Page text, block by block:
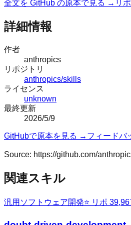
全文を GitHub の原本で見る → リ
詳細情報
作者
anthropics
リポジトリ
anthropics/skills
ライセンス
unknown
最終更新
2026/5/9
GitHubで原本を見る → フィードバ
Source: https://github.com/
関連スキル
汎用 ソフトウェア開発⭐ リポ